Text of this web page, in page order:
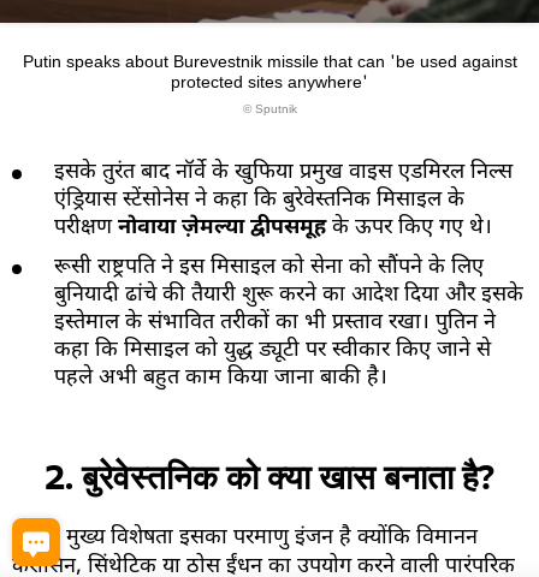
Putin speaks about Burevestnik missile that can 'be used against
protected sites anywhere'
© Sputnik
इसके तुरंत बाद नॉर्वे के खुफिया प्रमुख वाइस एडमिरल निल्स
एंड्रियास स्टेंसोनेस ने कहा कि बुरेवेस्तनिक मिसाइल के
परीक्षणनोवाया ज़ेमल्या द्वीपसमूहके ऊपर किए गए थे।
रूसी राष्ट्रपति ने इस मिसाइल को सेना को सौंपने के लिए
बुनियादी ढांचे की तैयारी शुरू करने का आदेश दिया और इसके
इस्तेमाल के संभावित तरीकों का भी प्रस्ताव रखा। पुतिन ने
कहा कि मिसाइल को युद्ध ड्यूटी पर स्वीकार किए जाने से
पहले अभी बहुत काम किया जाना बाकी है।
2. बुरेवेस्तनिक को क्या खास बनाता है?
इसकी मुख्य विशेषता इसका परमाणु इंजन है क्योंकि विमानन
केरोसिन, सिंथेटिक या ठोस ईंधन का उपयोग करने वाली पारंपरिक